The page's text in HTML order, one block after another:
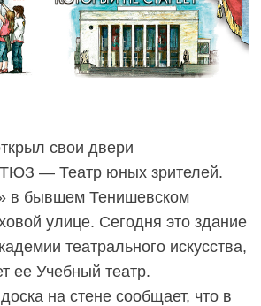
свои двери
ТЮЗ — Театр юных зрителей.
в бывшем Тенишевском
улице. Сегодня это здание
театрального искусства,
ее Учебный театр.
на стене сообщает, что в